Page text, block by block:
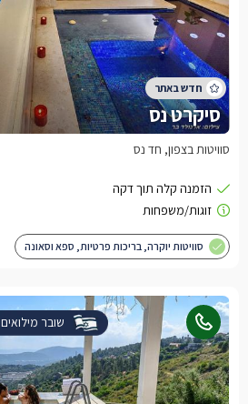
סיקרט נס
סוויטות בצפון, חד נס
סוויטות יוקרה, בריכות פרטיות, ספא וסאונה
שובר מילואים